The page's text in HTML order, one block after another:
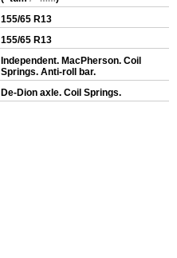
155/65 R13
155/65 R13
Independent. MacPherson. Coil
Springs. Anti-roll bar.
De-Dion axle. Coil Springs.